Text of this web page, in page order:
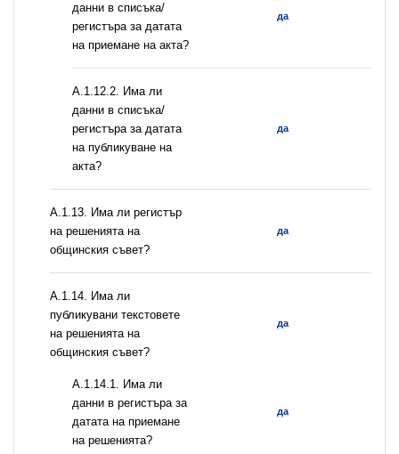
данни в списъка/
регистъра за датата
на приемане на акта?
да
A.1.12.2. Има ли
данни в списъка/
регистъра за датата
на публикуване на
акта?
да
А.1.13. Има ли регистър
на решенията на
общинския съвет?
да
А.1.14. Има ли
публикувани текстовете
на решенията на
общинския съвет?
да
A.1.14.1. Има ли
данни в регистъра за
датата на приемане
на решенията?
да